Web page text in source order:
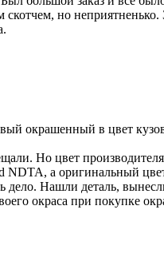
но неприятненько.
окрашенный в цвет
Но цвет
NDTA, а оригинальный
Нашли деталь,
окраса при покупке